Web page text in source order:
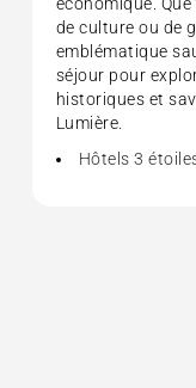
de culture ou de
emblématique
séjour pour
historiques et
Lumière.
Hôtels 3